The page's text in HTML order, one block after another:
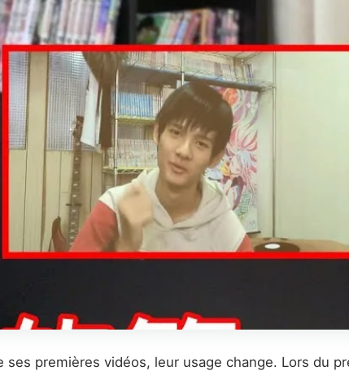
premières vidéos, leur usage change. Lors du